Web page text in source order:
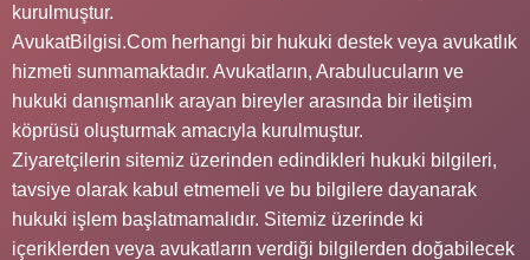
kurulmuştur.
AvukatBilgisi.Com herhangi bir hukuki destek veya avukatlık
hizmeti sunmamaktadır. Avukatların, Arabulucuların ve
hukuki danışmanlık arayan bireyler arasında bir iletişim
köprüsü oluşturmak amacıyla kurulmuştur.
Ziyaretçilerin sitemiz üzerinden edindikleri hukuki bilgileri,
tavsiye olarak kabul etmemeli ve bu bilgilere dayanarak
hukuki işlem başlatmamalıdır. Sitemiz üzerinde ki
içeriklerden veya avukatların verdiği bilgilerden doğabilecek